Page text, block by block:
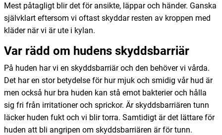
Mest påtagligt blir det för ansikte, läppar och händer. Ganska
självklart eftersom vi oftast skyddar resten av kroppen med
kläder när vi är ute i kylan.
Var rädd om hudens skyddsbarriär
På huden har vi en skyddsbarriär och den behöver vi vårda.
Det har en stor betydelse för hur mjuk och smidig vår hud är
men också hur bra huden kan stå emot bakterier och hålla
sig fri från irritationer och sprickor. Är skyddsbarriären tunn
läcker huden fukt och vi blir torra. Samtidigt är det lättare för
huden att bli angripen om skyddsbarriären är för tunn.